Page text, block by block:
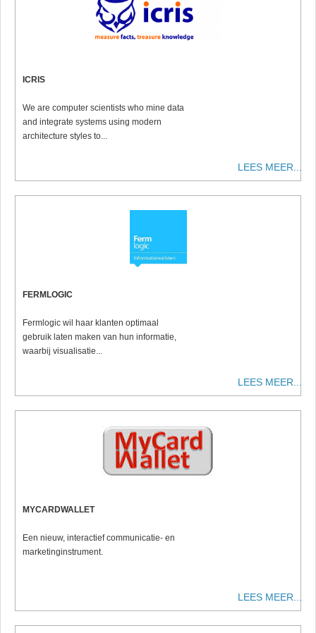
ICRIS
We are computer scientists who mine data
and integrate systems using modern
architecture styles to...
LEES MEER...
FERMLOGIC
Fermlogic wil haar klanten optimaal
gebruik laten maken van hun informatie,
waarbij visualisatie...
LEES MEER...
MYCARDWALLET
Een nieuw, interactief communicatie- en
marketinginstrument.
LEES MEER...